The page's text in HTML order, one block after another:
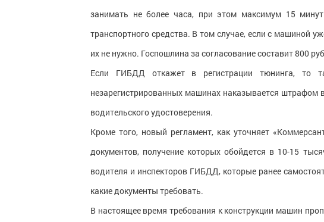
занимать не более часа, при этом максимум 15
транспортного средства. В том случае, если с машиной
их не нужно. Госпошлина за согласование составит 800
Если ГИБДД откажет в регистрации тюнинга, то
незарегистрированных машинах наказывается
водительского удостоверения.
Кроме того, новый регламент, как уточняет
документов, получение которых обойдется в 10-15
водителя и инспекторов ГИБДД, которые ранее
какие документы требовать.
В настоящее время требования к конструкции машин